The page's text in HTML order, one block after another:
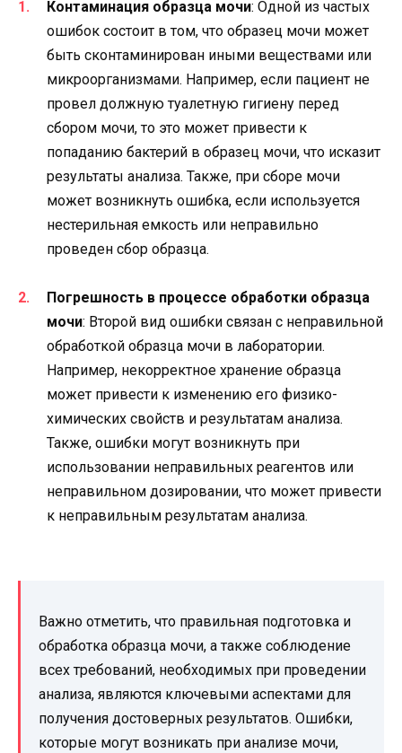
Контаминация образца мочи: Одной из частых
ошибок состоит в том, что образец мочи может
быть сконтаминирован иными веществами или
микроорганизмами. Например, если пациент не
провел должную туалетную гигиену перед
сбором мочи, то это может привести к
попаданию бактерий в образец мочи, что исказит
результаты анализа. Также, при сборе мочи
может возникнуть ошибка, если используется
нестерильная емкость или неправильно
проведен сбор образца.
Погрешность в процессе обработки образца
мочи: Второй вид ошибки связан с неправильной
обработкой образца мочи в лаборатории.
Например, некорректное хранение образца
может привести к изменению его физико-
химических свойств и результатам анализа.
Также, ошибки могут возникнуть при
использовании неправильных реагентов или
неправильном дозировании, что может привести
к неправильным результатам анализа.
Важно отметить, что правильная подготовка и
обработка образца мочи, а также соблюдение
всех требований, необходимых при проведении
анализа, являются ключевыми аспектами для
получения достоверных результатов. Ошибки,
которые могут возникать при анализе мочи,